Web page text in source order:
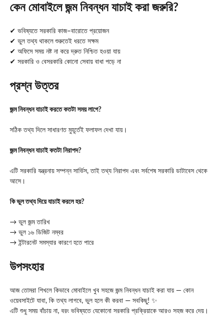
কেন মোবাইলে জন্ম নিবন্ধন যাচাই করা জরুরি?
✔ ভবিষ্যতে সরকারি কাজ–বারোতে প্রয়োজন
✔ ভুল তথ্য থাকলে শুরুতেই ধরতে সক্ষম
✔ অফিসে সময় নষ্ট না করে দ্রুত নিশ্চিত হওয়া যায়
✔ সরকারি ও বেসরকারি কোনো সেবায় বাধা পড়ে না
প্রশ্ন উত্তর
জন্ম নিবন্ধন যাচাই করতে কতটা সময় লাগে?
সঠিক তথ্য দিলে সাধারণত মুহূর্তেই ফলাফল দেখা যায়।
জন্ম নিবন্ধন যাচাই কতটা নিরাপদ?
এটি সরকারি যন্ত্রনায় সম্পন্ন সার্ভিস, তাই তথ্য নিরাপদ এবং সর্বশেষ সরকারি ডাটাবেস থেকে
আসে।
কি ভুল তথ্য দিয়ে যাচাই করলে হয়?
→ ভুল জন্ম তারিখ
→ ভুল ১৬ ডিজিট নম্বর
→ ইন্টারনেট সমস্যার কারণে হতে পারে
উপসংহার
আজ তোমরা শিখলে কিভাবে মোবাইলে খুব সহজে জন্ম নিবন্ধন যাচাই করা যায় — কোন
ওয়েবসাইটে যাবা, কি তথ্য লাগবে, ভুল হলে কী করবা — সবকিছু! ✨
এটি শুধু সময় বাঁচায় না, বরং ভবিষ্যতে যেকোনো সরকারি প্রক্রিয়াকে আরও সহজ করে দেয়।